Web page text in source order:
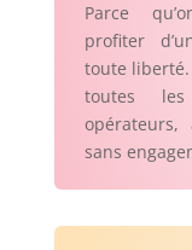
Parce
profiter
toute liberté.
toutes
sans